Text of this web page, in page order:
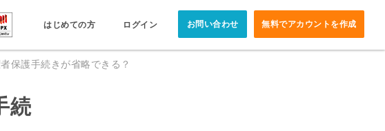
はじめての方 ログイン お問い合わせ 無料でアカウントを作成
保護手続きが省略できる？
続